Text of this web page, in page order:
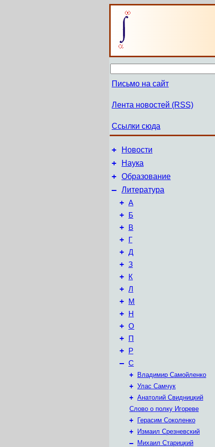
Письмо на сайт
Лента новостей (RSS)
Ссылки сюда
+ Новости
+ Наука
+ Образование
– Литература
+ А
+ Б
+ В
+ Г
+ Д
+ З
+ К
+ Л
+ М
+ Н
+ О
+ П
+ Р
– С
+
Владимир Самойленко
+ Улас Самчук
+ Анатолий Свидницкий
Слово о полку Игореве
+
Герасим Соколенко
+
Измаил Срезневский
–
Михаил Старицкий